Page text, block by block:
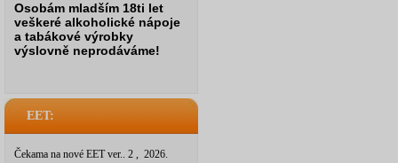
Osobám mladším 18ti let
veškeré alkoholické nápoje
a tabákové výrobky
výslovně neprodáváme!
EET:
Čekama na nové EET ver.. 2 , 2026.